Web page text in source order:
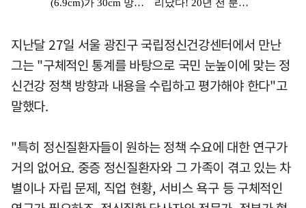
지난달 27일 서울 광진구 국립정신건강센터에서 만난
그는 "구체적인 통계를 바탕으로 국민 눈높이에 맞는 정
신건강 정책 방향과 내용을 수립하고 평가해야 한다"고
말했다.
"특히 정신질환자들이 원하는 정책 수요에 대한 연구가
거의 없어요. 중증 정신질환자와 그 가족이 겪고 있는 차
별이나 자립 문제, 직업 현황, 서비스 욕구 등 구체적인